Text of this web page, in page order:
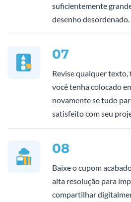
suficientemente
desenho desordenado.
07
Revise qualquer
você tenha colocado
novamente se tudo
satisfeito com seu
08
Baixe o cupom
alta resolução para
compartilhar